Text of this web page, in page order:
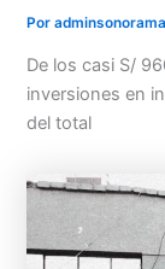
Por
De los casi S/
inversiones en
del total